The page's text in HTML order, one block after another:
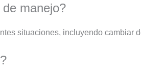
manejo?
situaciones, incluyendo cambiar